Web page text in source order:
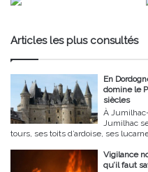
Articles les plus consultés
En
domine le
siècles
À
Jumilhac
tours, ses toits d’ardoise, ses
Vigilance
qu’il faut